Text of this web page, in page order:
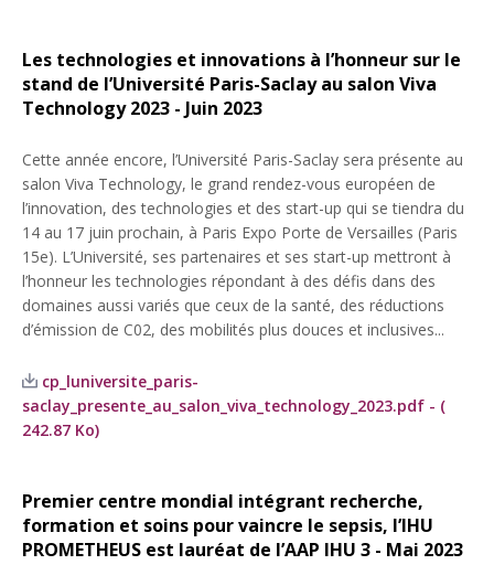
Les technologies et innovations à l’honneur sur le
stand de l’Université Paris-Saclay au salon Viva
Technology 2023 - Juin 2023
Cette année encore, l’Université Paris-Saclay sera présente au
salon Viva Technology, le grand rendez-vous européen de
l’innovation, des technologies et des start-up qui se tiendra du
14 au 17 juin prochain, à Paris Expo Porte de Versailles (Paris
15e). L’Université, ses partenaires et ses start-up mettront à
l’honneur les technologies répondant à des défis dans des
domaines aussi variés que ceux de la santé, des réductions
d’émission de C02, des mobilités plus douces et inclusives...
cp_luniversite_paris-
saclay_presente_au_salon_viva_technology_2023.pdf - (
242.87 Ko)
Premier centre mondial intégrant recherche,
formation et soins pour vaincre le sepsis, l’IHU
PROMETHEUS est lauréat de l’AAP IHU 3 - Mai 2023